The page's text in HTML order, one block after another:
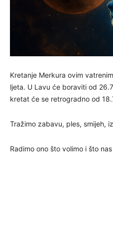
Kretanje Merkura ovim
ljeta. U Lavu će boraviti od
kretat će se retrogradno od
Tražimo zabavu, ples, smijeh,
Radimo ono što volimo i što